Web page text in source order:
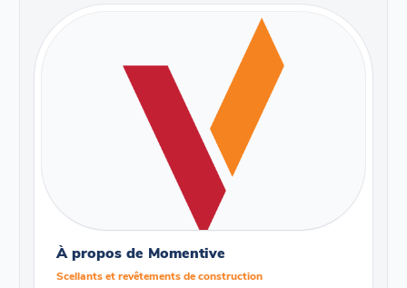
À propos de Momentive
Scellants et revêtements de construction